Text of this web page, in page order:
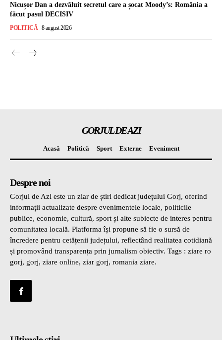
Nicușor Dan a dezvăluit secretul care a șocat Moody’s: România a
făcut pasul DECISIV
POLITICĂ 8 august 2026
GORJUL DE AZI
Acasă Politică Sport Externe Eveniment
Despre noi
Gorjul de Azi este un ziar de știri dedicat județului Gorj, oferind
informații actualizate despre evenimentele locale, politicile
publice, economie, cultură, sport și alte subiecte de interes pentru
comunitatea locală. Platforma își propune să fie o sursă de
încredere pentru cetățenii județului, reflectând realitatea cotidiană
și promovând transparența prin jurnalism obiectiv. Tags : ziare ro
gorj, gorj, ziare online, ziar gorj, romania ziare.